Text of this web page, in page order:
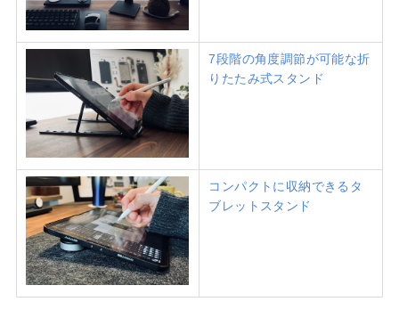
7段階の角度調節が可能な折
りたたみ式スタンド
コンパクトに収納できるタ
ブレットスタンド